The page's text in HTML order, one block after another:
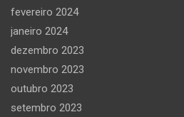
fevereiro 2024
janeiro 2024
dezembro 2023
novembro 2023
outubro 2023
setembro 2023